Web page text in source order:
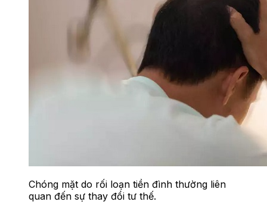
Chóng mặt do rối loạn tiền đình thường liên
quan đến sự thay đổi tư thế.